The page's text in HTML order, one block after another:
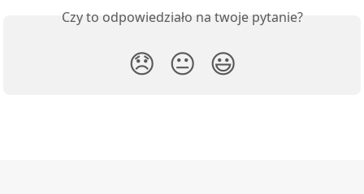
Czy to odpowiedziało na twoje pytanie?
😞 😐 😃